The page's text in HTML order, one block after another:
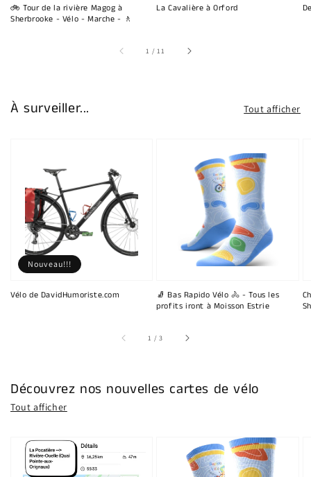
🚲 Tour de la rivière Magog à
Sherbrooke - Vélo - Marche - 🚶
La Cavalière à Orford
1 /sur
11
À surveiller... Tout afficher
Vélo de DavidHumoriste.com
Nouveau!!!
🧦 Bas Rapido Vélo 🚴 - Tous les
profits iront à Moisson Estrie
1 /sur
3
Découvrez nos nouvelles cartes de vélo
Tout afficher